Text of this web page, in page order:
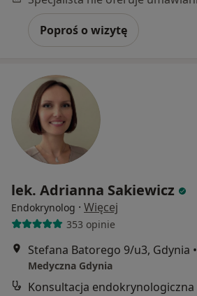
Poproś o wizytę
lek. Adrianna Sakiewicz
Endokrynolog · Więcej
353 opinie
Stefana Batorego 9/u3, Gdynia •
Medyczna Gdynia
Konsultacja endokrynologiczna